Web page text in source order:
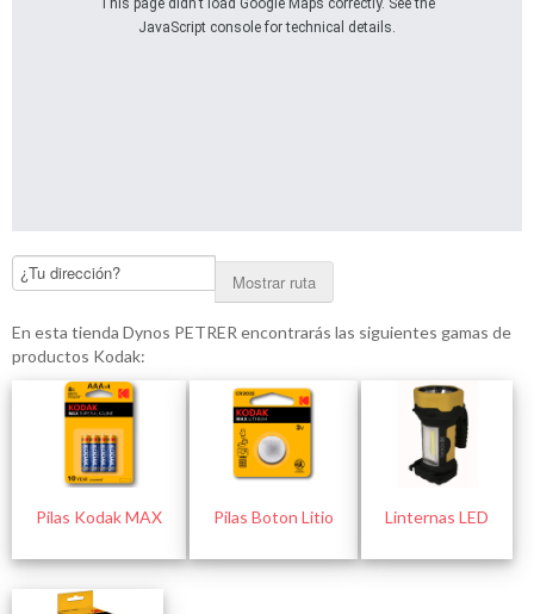
This page didn't load Google Maps correctly. See the
JavaScript console for technical details.
Mostrar ruta
En esta tienda Dynos PETRER encontrarás las siguientes gamas de
productos Kodak:
Pilas Kodak MAX Pilas Boton Litio Linternas LED